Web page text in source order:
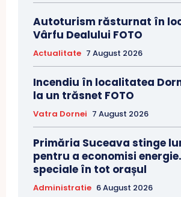
Autoturism răsturnat în
Vârfu Dealului FOTO
Actualitate 7 August 2026
Incendiu în localitatea
la un trăsnet FOTO
Vatra Dornei 7 August 2026
Primăria Suceava stinge
pentru a economisi
speciale în tot orașul
Administratie 6 August 2026